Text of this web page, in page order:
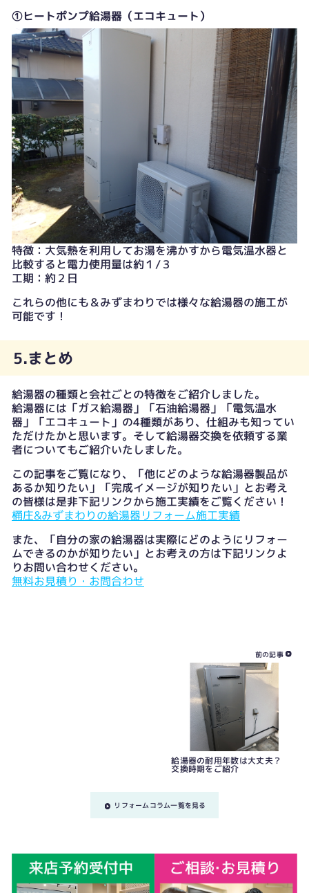
①ヒートポンプ給湯器（エコキュート）
特徴：大気熱を利用してお湯を沸かすから電気温水器と
比較すると電力使用量は約１/３
工期：約２日
これらの他にも＆みずまわりでは様々な給湯器の施工が
可能です！
5.まとめ
給湯器の種類と会社ごとの特徴をご紹介しました。
給湯器には「ガス給湯器」「石油給湯器」「電気温水
器」「エコキュート」の4種類があり、仕組みも知ってい
ただけたかと思います。そして給湯器交換を依頼する業
者についてもご紹介いたしました。
この記事をご覧になり、「他にどのような給湯器製品が
あるか知りたい」「完成イメージが知りたい」とお考え
の皆様は是非下記リンクから施工実績をご覧ください！
桶庄&みずまわりの給湯器リフォーム施工実績
また、「自分の家の給湯器は実際にどのようにリフォー
ムできるのかが知りたい」とお考えの方は下記リンクよ
りお問い合わせください。
無料お見積り・お問合わせ
前の記事
給湯器の耐用年数は大丈夫？
交換時期をご紹介
リフォームコラム一覧を見る